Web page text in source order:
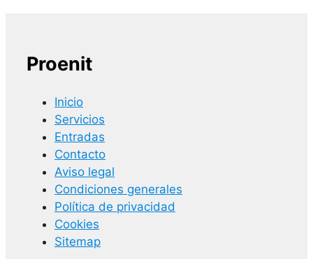
Proenit
Inicio
Servicios
Entradas
Contacto
Aviso legal
Condiciones generales
Política de privacidad
Cookies
Sitemap